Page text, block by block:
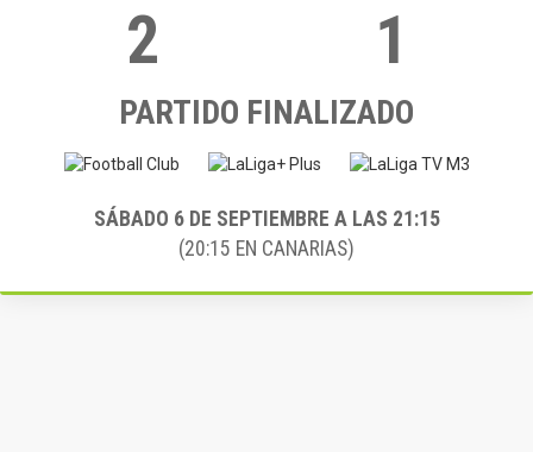
2 1
PARTIDO FINALIZADO
SÁBADO 6DE SEPTIEMBRE A LAS 21:15
(20:15 EN CANARIAS)